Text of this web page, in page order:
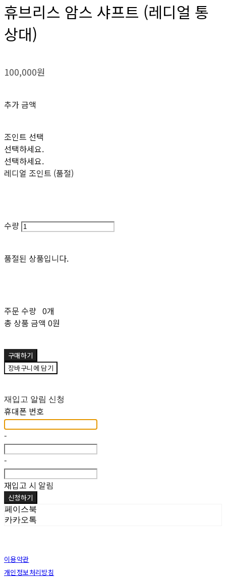
휴브리스 암스 샤프트 (레디얼 통
상대)
100,000원
추가 금액
조인트 선택
선택하세요.
선택하세요.
레디얼 조인트 (품절)
수량
품절된 상품입니다.
주문 수량 0개
총 상품 금액 0원
구매하기
장바구니에 담기
재입고 알림 신청
휴대폰 번호
-
-
재입고 시 알림
신청하기
페이스북
카카오톡
이용약관
개인정보처리방침